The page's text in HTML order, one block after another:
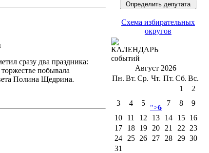
сразу два праздника:
побывала
Полина Щедрина.
Схема избирательных
округов
КАЛЕНДАРЬ
событий
Август 2026
Пн. Вт. Ср. Чт. Пт. Сб. Вс.
1
2
3
4 5
">6
7 8
9
10
11 12 13 14 15
16
17
18 19 20 21 22
23
24
25 26 27 28 29 30
31